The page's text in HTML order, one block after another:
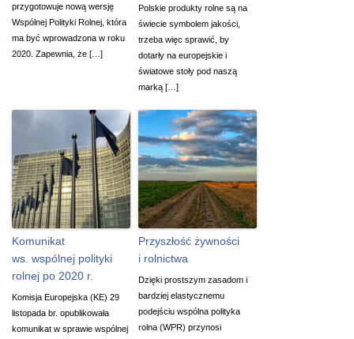
przygotowuje nową wersję
Wspólnej Polityki Rolnej, która
ma być wprowadzona w roku
2020. Zapewnia, że […]
Polskie produkty rolne są na
świecie symbolem jakości,
trzeba więc sprawić, by
dotarły na europejskie i
światowe stoły pod naszą
marką […]
Komunikat
ws. wspólnej polityki
rolnej po 2020 r.
Komisja Europejska (KE) 29
listopada br. opublikowała
komunikat w sprawie wspólnej
Przyszłość żywności
i rolnictwa
Dzięki prostszym zasadom i
bardziej elastycznemu
podejściu wspólna polityka
rolna (WPR) przynosi